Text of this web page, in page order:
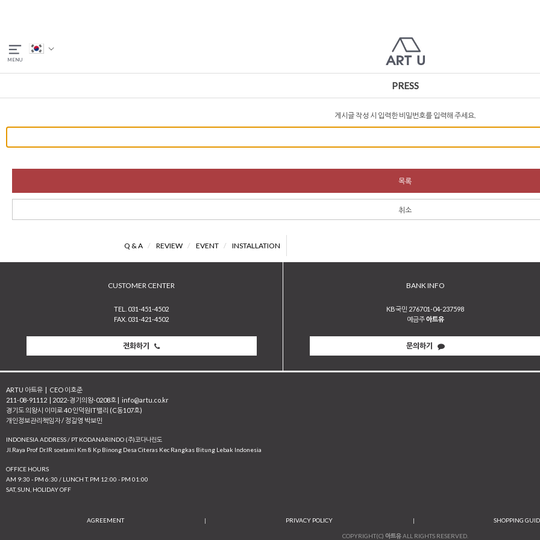
PRESS
게시글 작성 시 입력한 비밀번호를 입력해 주세요.
목록
취소
Q & A / REVIEW / EVENT / INSTALLATION
CUSTOMER CENTER
TEL. 031-451-4502
FAX. 031-421-4502
전화하기
BANK INFO
KB국민 276701-04-237598
예금주아트유
문의하기
ARTU 아트유 | CEO 이호준
211-08-91112 | 2022-경기의왕-0208호 | info@artu.co.kr
경기도 의왕시 이미로 40 인덕원IT밸리 (C동107호)
개인정보관리책임자 / 정길영 박보민
INDONESIA ADDRESS / PT KODANARINDO (주)코다나린도
JI.Raya Prof Dr.IR soetami Km 8 Kp Binong Desa Citeras Kec Rangkas Bitung Lebak Indonesia
OFFICE HOURS
AM 9:30 - PM 6:30 / LUNCH T. PM 12:00 - PM 01:00
SAT, SUN, HOLIDAY OFF
AGREEMENT | PRIVACY POLICY | SHOPPING
COPYRIGHT(C) 아트유ALL RIGHTS RESERVED.